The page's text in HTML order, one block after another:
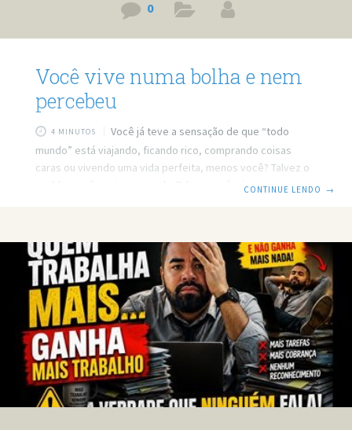
0
Você vive numa bolha e nem
percebeu
4 MINUTOS
Você já teve a sensação de que “todo
mundo” está viajando, ficando rico, comprando coisas
caras ou vivendo uma vida perfeita, menos você? Talvez o
problema não seja a sua vida. Talvez você só esteja preso
representam “todo mundo” — quando, na verdade, são
apenas pequenas bolhas sociais. Prefere ler? Então leia o
post em texto. Link
CONTINUE LENDO →